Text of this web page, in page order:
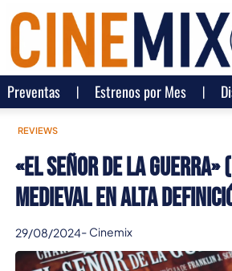
Preventas Estrenos por Mes
REVIEWS
«El Señor de la Guerra»
medieval en alta
29/08/2024- Cinemix